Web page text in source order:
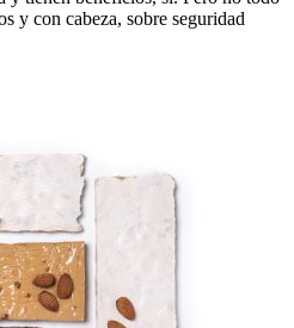
y con cabeza, sobre seguridad